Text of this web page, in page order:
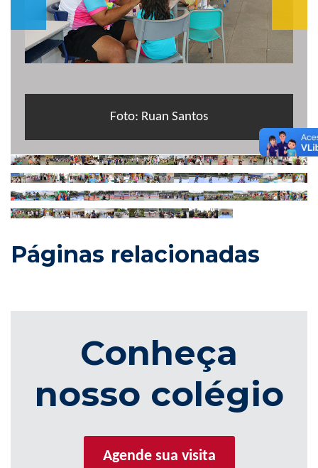
Foto: Ruan Santos
Páginas relacionadas
Conheça
nosso colégio
Agende sua visita